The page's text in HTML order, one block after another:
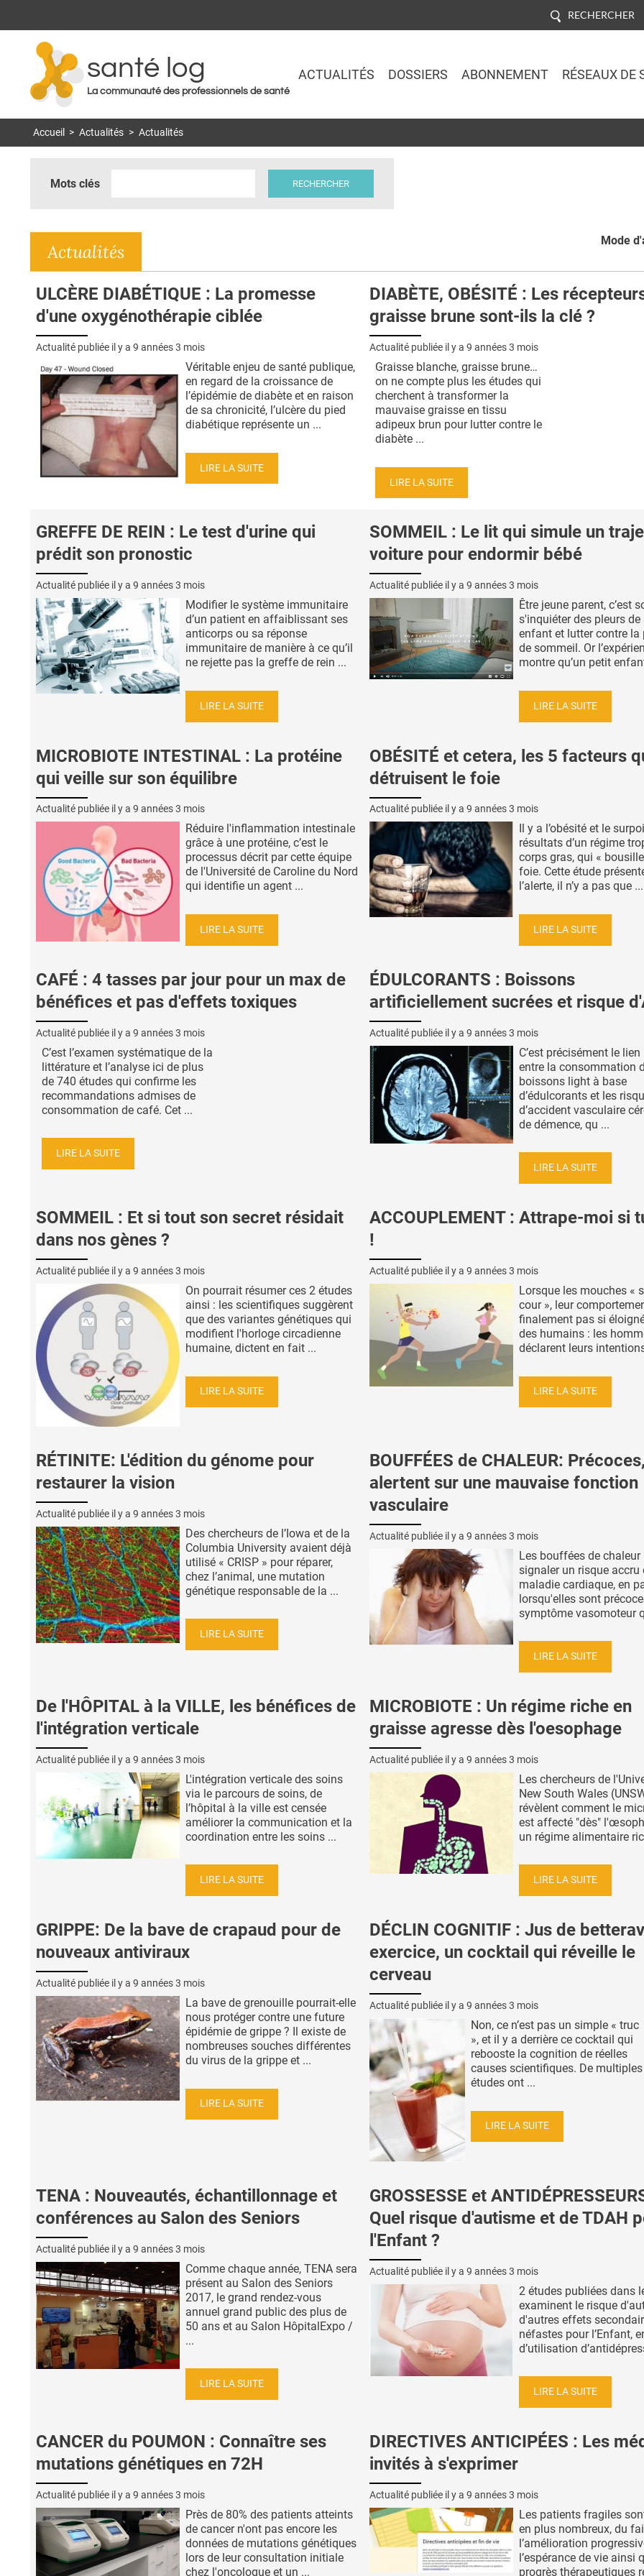
RECHERCHER
santé log
La communauté des professionnels de santé
ACTUALITÉS DOSSIERS ABONNEMENT RÉSEAUX DE
Accueil > Actualités > Actualités
Mots clés
Mode
Actualités
ULCÈRE DIABÉTIQUE : La promesse
d'une oxygénothérapie ciblée
Actualité publiée il y a 9 années 3 mois
Véritable enjeu de santé publique,
en regard de la croissance de
l’épidémie de diabète et en raison
de sa chronicité, l’ulcère du pied
diabétique représente un ...
LIRE LA SUITE
DIABÈTE, OBÉSITÉ : Les
graisse brune sont-ils la clé ?
Actualité publiée il y a 9 années 3 mois
Graisse blanche, graisse brune…
on ne compte plus les études qui
cherchent à transformer la
mauvaise graisse en tissu
adipeux brun pour lutter contre le
diabète ...
LIRE LA SUITE
GREFFE DE REIN : Le test d'urine qui
prédit son pronostic
Actualité publiée il y a 9 années 3 mois
Modifier le système immunitaire
d’un patient en affaiblissant ses
anticorps ou sa réponse
immunitaire de manière à ce qu’il
ne rejette pas la greffe de rein ...
LIRE LA SUITE
SOMMEIL : Le lit qui simule un
voiture pour endormir bébé
Actualité publiée il y a 9 années 3 mois
Être jeune parent, c’est
s'inquiéter des pleurs
enfant et lutter contre la
de sommeil. Or
montre qu’un petit
LIRE LA SUITE
MICROBIOTE INTESTINAL : La protéine
qui veille sur son équilibre
Actualité publiée il y a 9 années 3 mois
Réduire l'inflammation intestinale
grâce à une protéine, c’est le
processus décrit par cette équipe
de l'Université de Caroline du Nord
qui identifie un agent ...
LIRE LA SUITE
OBÉSITÉ et cetera, les 5 facteurs
détruisent le foie
Actualité publiée il y a 9 années 3 mois
Il y a l’obésité et le
résultats d’un régime
corps gras, qui «
foie. Cette étude
l’alerte, il n’y a pas que ...
LIRE LA SUITE
CAFÉ : 4 tasses par jour pour un max de
bénéfices et pas d'effets toxiques
Actualité publiée il y a 9 années 3 mois
C’est l’examen systématique de la
littérature et l’analyse ici de plus
de 740 études qui confirme les
recommandations admises de
consommation de café. Cet ...
LIRE LA SUITE
ÉDULCORANTS : Boissons
artificiellement sucrées et risque
Actualité publiée il y a 9 années 3 mois
C’est précisément le
entre la consommation
boissons light à base
d’édulcorants et les
d’accident vasculaire
de démence, qu ...
LIRE LA SUITE
SOMMEIL : Et si tout son secret résidait
dans nos gènes ?
Actualité publiée il y a 9 années 3 mois
On pourrait résumer ces 2 études
ainsi : les scientifiques suggèrent
que des variantes génétiques qui
modifient l'horloge circadienne
humaine, dictent en fait ...
LIRE LA SUITE
ACCOUPLEMENT : Attrape-moi si
!
Actualité publiée il y a 9 années 3 mois
Lorsque les mouches «
cour », leur
finalement pas si
des humains : les
déclarent leurs
LIRE LA SUITE
RÉTINITE: L'édition du génome pour
restaurer la vision
Actualité publiée il y a 9 années 3 mois
Des chercheurs de l’Iowa et de la
Columbia University avaient déjà
utilisé « CRISP » pour réparer,
chez l’animal, une mutation
génétique responsable de la ...
LIRE LA SUITE
BOUFFÉES de CHALEUR:
alertent sur une mauvaise fonction
vasculaire
Actualité publiée il y a 9 années 3 mois
Les bouffées de chaleur
signaler un risque accru
maladie cardiaque, en
lorsqu'elles sont
symptôme vasomoteur
LIRE LA SUITE
De l'HÔPITAL à la VILLE, les bénéfices de
l'intégration verticale
Actualité publiée il y a 9 années 3 mois
L'intégration verticale des soins
via le parcours de soins, de
l’hôpital à la ville est censée
améliorer la communication et la
coordination entre les soins ...
LIRE LA SUITE
MICROBIOTE : Un régime riche en
graisse agresse dès l'oesophage
Actualité publiée il y a 9 années 3 mois
Les chercheurs de
New South Wales
révèlent comment le
est affecté "dès"
un régime alimentaire
LIRE LA SUITE
GRIPPE: De la bave de crapaud pour de
nouveaux antiviraux
Actualité publiée il y a 9 années 3 mois
La bave de grenouille pourrait-elle
nous protéger contre une future
épidémie de grippe ? Il existe de
nombreuses souches différentes
du virus de la grippe et ...
LIRE LA SUITE
DÉCLIN COGNITIF : Jus de
exercice, un cocktail qui réveille le
cerveau
Actualité publiée il y a 9 années 3 mois
Non, ce n’est pas un simple « truc
», et il y a derrière ce cocktail qui
rebooste la cognition de réelles
causes scientifiques. De multiples
études ont ...
LIRE LA SUITE
TENA : Nouveautés, échantillonnage et
conférences au Salon des Seniors
Actualité publiée il y a 9 années 3 mois
Comme chaque année, TENA sera
présent au Salon des Seniors
2017, le grand rendez-vous
annuel grand public des plus de
50 ans et au Salon HôpitalExpo /
...
LIRE LA SUITE
GROSSESSE et
Quel risque d'autisme et de TDAH
l'Enfant ?
Actualité publiée il y a 9 années 3 mois
2 études publiées dans
examinent le risque
d'autres effets
néfastes pour l’Enfant,
d’utilisation
LIRE LA SUITE
CANCER du POUMON : Connaître ses
mutations génétiques en 72H
Actualité publiée il y a 9 années 3 mois
Près de 80% des patients atteints
de cancer n'ont pas encore les
données de mutations génétiques
lors de leur consultation initiale
chez l'oncologue et un ...
DIRECTIVES ANTICIPÉES : Les
invités à s'exprimer
Actualité publiée il y a 9 années 3 mois
Les patients fragiles
en plus nombreux, du
l’amélioration
l’espérance de vie ainsi
progrès thérapeutiques